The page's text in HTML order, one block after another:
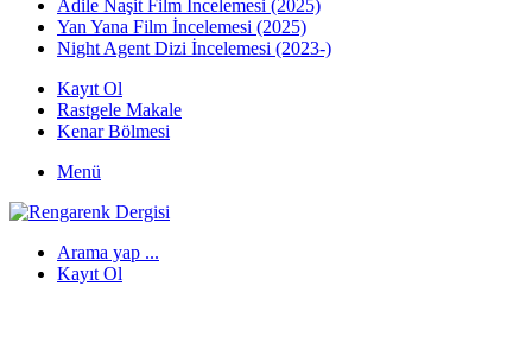
Adile Naşit Film İncelemesi (2025)
Yan Yana Film İncelemesi (2025)
Night Agent Dizi İncelemesi (2023-)
Kayıt Ol
Rastgele Makale
Kenar Bölmesi
Menü
Arama yap ...
Kayıt Ol